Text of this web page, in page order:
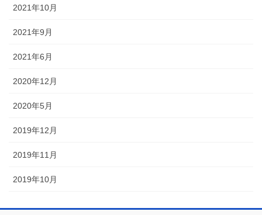
2021年10月
2021年9月
2021年6月
2020年12月
2020年5月
2019年12月
2019年11月
2019年10月